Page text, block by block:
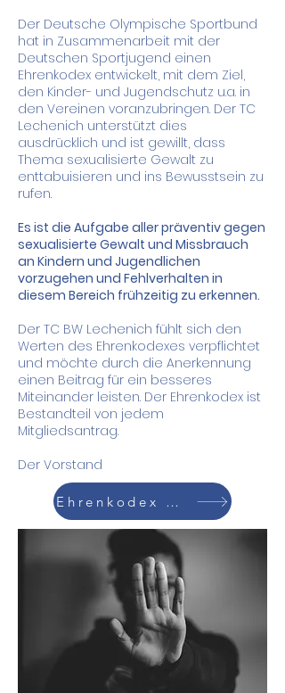
Der Deutsche Olympische Sportbund
hat in Zusammenarbeit mit der
Deutschen Sportjugend einen
Ehrenkodex entwickelt, mit dem Ziel,
den Kinder- und Jugendschutz u.a. in
den Vereinen voranzubringen. Der TC
Lechenich unterstützt dies
ausdrücklich und ist gewillt, dass
Thema sexualisierte Gewalt zu
enttabuisieren und ins Bewusstsein zu
rufen.
Es ist die Aufgabe aller präventiv gegen
sexualisierte Gewalt und Missbrauch
an Kindern und Jugendlichen
vorzugehen und Fehlverhalten in
diesem Bereich frühzeitig zu erkennen.
Der TC BW Lechenich fühlt sich den
Werten des Ehrenkodexes verpflichtet
und möchte durch die Anerkennung
einen Beitrag für ein besseres
Miteinander leisten. Der Ehrenkodex ist
Bestandteil von jedem
Mitgliedsantrag.
Der Vorstand
Ehrenkodex des TCL